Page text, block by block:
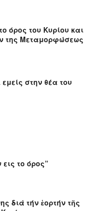
όρος του Κυρίου και
της Μεταμορφώσεως
στην θέα του
το όρος”
διά τήν ἑορτήν τῆς